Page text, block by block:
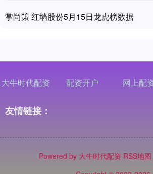
掌尚策 红墙股份5月15日龙虎榜数据
大牛时代配资 配资开户 网上配
友情链接：
Powered by 大牛时代配资 RSS地图